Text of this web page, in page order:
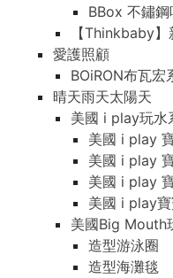
BBox 不鏽
【Thinkbaby
愛護照顧
BOiRON布瓦宏
晴天雨天太陽天
美國 i play玩水
美國 i play
美國 i play
美國 i play
美國 i play
美國Big Mouth
造型游泳圈
造型海灘毯